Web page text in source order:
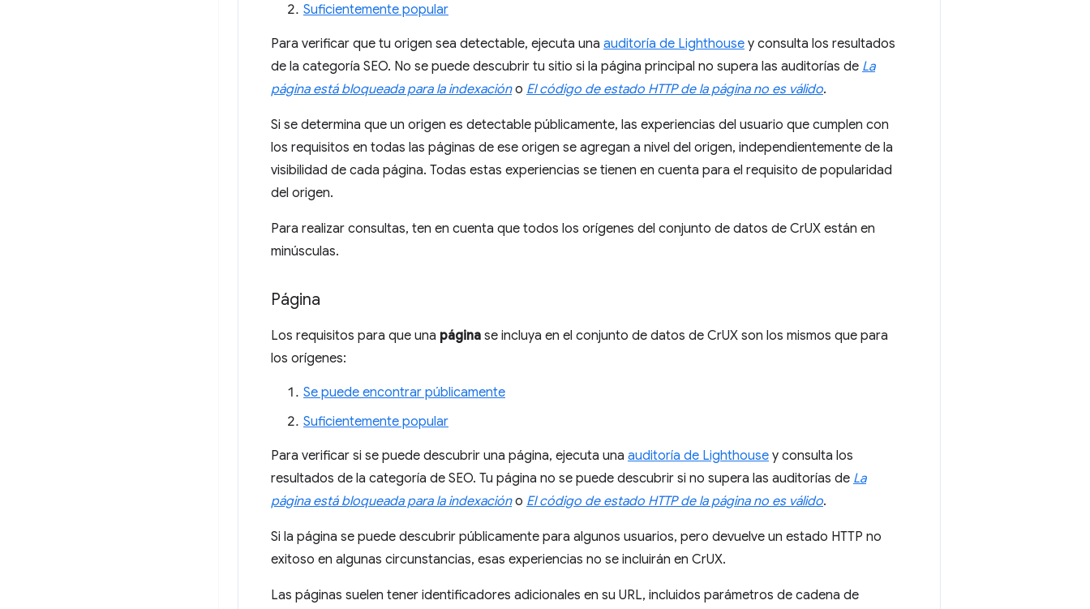
Suficientemente popular
Para verificar que tu origen sea detectable, ejecuta una auditoría de Lighthouse y consulta los resultados
de la categoría SEO. No se puede descubrir tu sitio si la página principal no supera las auditorías de La
página está bloqueada para la indexacióno El código de estado HTTP de la página no es válido.
Si se determina que un origen es detectable públicamente, las experiencias del usuario que cumplen con
los requisitos en todas las páginas de ese origen se agregan a nivel del origen, independientemente de la
visibilidad de cada página. Todas estas experiencias se tienen en cuenta para el requisito de popularidad
del origen.
Para realizar consultas, ten en cuenta que todos los orígenes del conjunto de datos de CrUX están en
minúsculas.
Página
Los requisitos para que una página se incluya en el conjunto de datos de CrUX son los mismos que para
los orígenes:
Se puede encontrar públicamente
Suficientemente popular
Para verificar si se puede descubrir una página, ejecuta una auditoría de Lighthouse y consulta los
resultados de la categoría de SEO. Tu página no se puede descubrir si no supera las auditorías de La
página está bloqueada para la indexacióno El código de estado HTTP de la página no es válido.
Si la página se puede descubrir públicamente para algunos usuarios, pero devuelve un estado HTTP no
exitoso en algunas circunstancias, esas experiencias no se incluirán en CrUX.
Las páginas suelen tener identificadores adicionales en su URL, incluidos parámetros de cadena de